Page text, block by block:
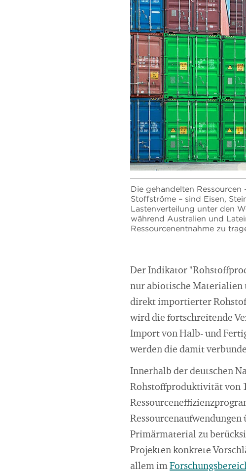
Die gehandelten
Stoffströme – sind Eisen,
Lastenverteilung unter den
während Australien und
Ressourcenentnahme zu
Der Indikator
nur abiotische Materialien
direkt importierter
wird die fortschreitende
Import von Halb- und
werden die damit
Innerhalb der deutschen
Rohstoffproduktivität von
Primärmaterial zu
Projekten konkrete
allem im